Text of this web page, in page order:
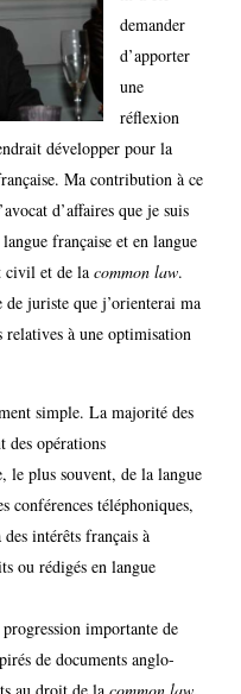
demander
d’apporter
une
réflexion
développer pour la
Ma contribution à ce
d’affaires que je suis
française et en langue
civil et de la common law.
de juriste que j’orienterai ma
relatives à une optimisation
simple. La majorité des
des opérations
le plus souvent, de la langue
conférences téléphoniques,
intérêts français à
ou rédigés en langue
importante de
de documents anglo-